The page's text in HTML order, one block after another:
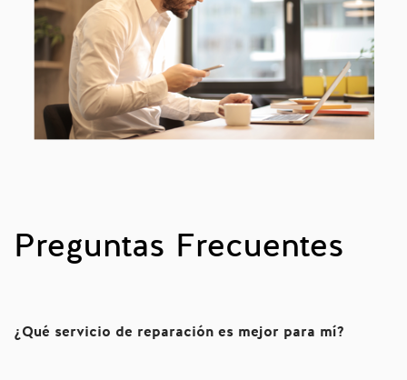
Preguntas Frecuentes
¿Qué servicio de reparación es mejor para mí?